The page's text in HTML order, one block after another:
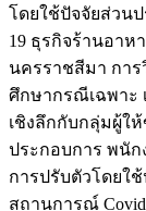
โดยใช้ปัจจัยส่วน
19 ธุรกิจร้านอาห
นครราชสีมา การ
ศึกษากรณีเฉพาะ
เชิงลึกกับกลุ่มผู้ใ
ประกอบการ พนั
การปรับตัวโดยใ
สถานการณ์